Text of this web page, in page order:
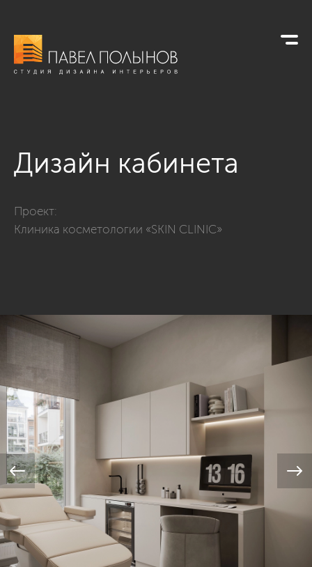
Дизайн кабинета
Проект:
Клиника косметологии «SKIN CLINIC»